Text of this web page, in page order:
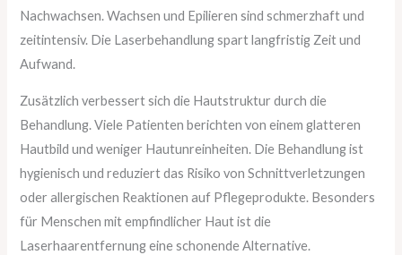
Nachwachsen. Wachsen und Epilieren sind schmerzhaft und
zeitintensiv. Die Laserbehandlung spart langfristig Zeit und
Aufwand.
Zusätzlich verbessert sich die Hautstruktur durch die
Behandlung. Viele Patienten berichten von einem glatteren
Hautbild und weniger Hautunreinheiten. Die Behandlung ist
hygienisch und reduziert das Risiko von Schnittverletzungen
oder allergischen Reaktionen auf Pflegeprodukte. Besonders
für Menschen mit empfindlicher Haut ist die
Laserhaarentfernung eine schonende Alternative.